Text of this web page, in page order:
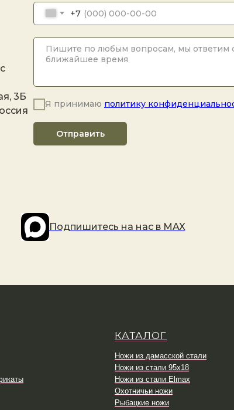
3Б
+7
Я принимаю политику
Отправить
Подпишитесь на наc в MAX
КАТАЛОГ
Ножи из дамасской стали
Ножи из стали 95х18
Ножи из стали Elmax
Охотничьи ножи
Рыбацкие ножи